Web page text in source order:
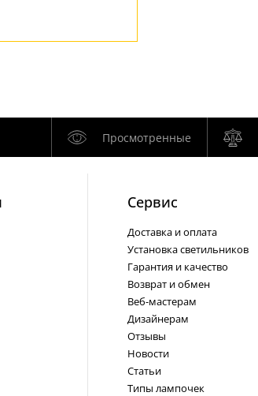
Просмотренные
Cервис
Доставка и оплата
Установка светильников
Гарантия и качество
Возврат и обмен
Веб-мастерам
Дизайнерам
Отзывы
Новости
Статьи
Типы лампочек